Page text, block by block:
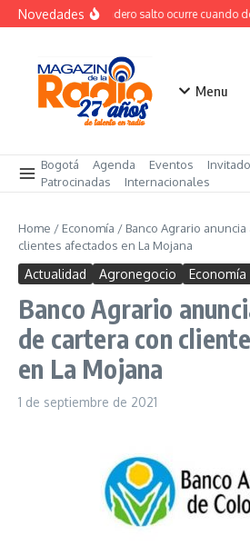
Saltar al contenido
NovedadesEl verdadero salto ocurre cuando
Menu
Bogotá Agenda Eventos
Patrocinadas
Internacionales
Home / Economía / Banco Agrario
clientes afectados en La Mojana
Actualidad Agronegocio Economía
Banco Agrario
de cartera con
en La Mojana
1 de septiembre de 2021